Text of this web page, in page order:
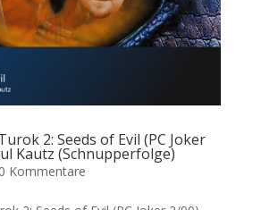
2: Seeds of Evil (PC Joker
Kautz (Schnupperfolge)
0 Kommentare